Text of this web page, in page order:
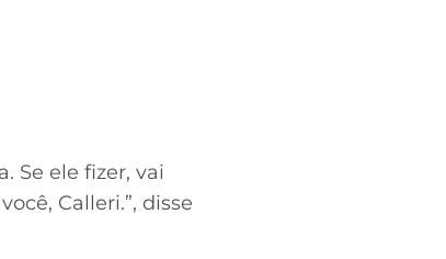
Se ele fizer, vai
Calleri.”, disse